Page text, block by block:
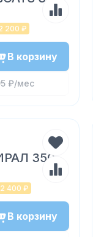
200 ₽
В корзину
₽/мес
350
2 400 ₽
В корзину